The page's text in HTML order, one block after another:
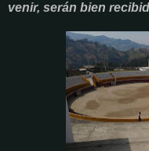
venir, serán bien